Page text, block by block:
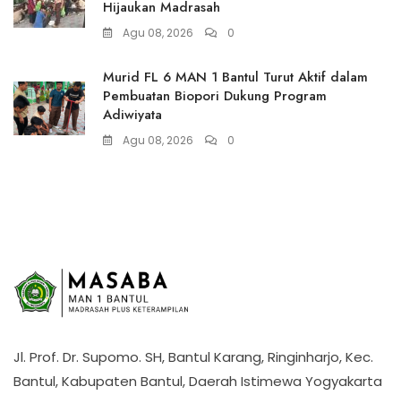
Hijaukan Madrasah
Agu 08, 2026 0
Murid FL 6 MAN 1 Bantul Turut Aktif dalam
Pembuatan Biopori Dukung Program
Adiwiyata
Agu 08, 2026 0
Jl. Prof. Dr. Supomo. SH, Bantul Karang, Ringinharjo, Kec.
Bantul, Kabupaten Bantul, Daerah Istimewa Yogyakarta